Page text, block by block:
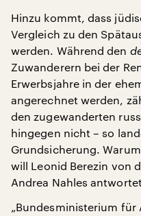
Hinzu kommt, dass
Vergleich zu den
werden. Während den
Zuwanderern bei der
Erwerbsjahre in der
angerechnet werden,
den zugewanderten
hingegen nicht – so
Grundsicherung.
will Leonid Berezin von
Andrea Nahles
„Bundesministerium für